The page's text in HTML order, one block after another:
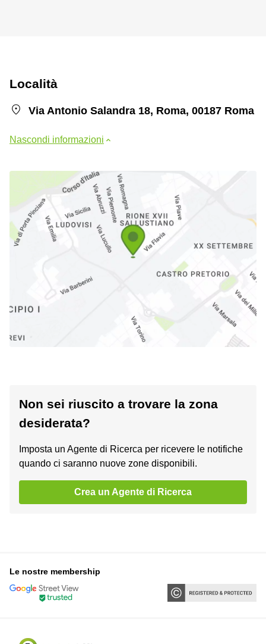
Località
Via Antonio Salandra 18, Roma, 00187 Roma
Nascondi informazioni
Non sei riuscito a trovare la zona
desiderata?
Imposta un Agente di Ricerca per ricevere le notifiche
quando ci saranno nuove zone disponibili.
Crea un Agente di Ricerca
Le nostre membership